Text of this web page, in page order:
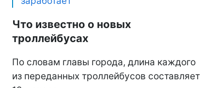
Что известно о новых
троллейбусах
По словам главы города, длина каждого
из переданных троллейбусов составляет